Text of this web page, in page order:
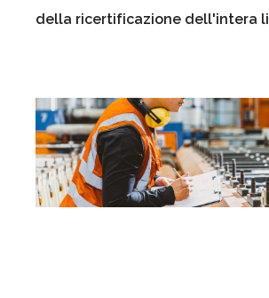
della ricertificazione dell'intera